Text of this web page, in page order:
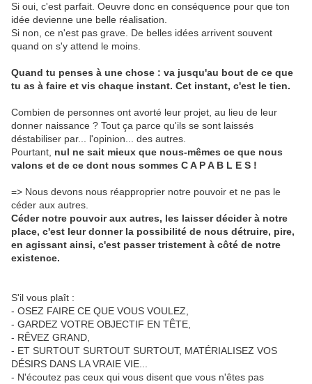
Si oui, c'est parfait. Oeuvre donc en conséquence pour que ton
idée devienne une belle réalisation.
Si non, ce n'est pas grave. De belles idées arrivent souvent
quand on s'y attend le moins.
Quand tu penses à une chose : va jusqu'au bout de ce que
tu as à faire et vis chaque instant. Cet instant, c'est le tien.
Combien de personnes ont avorté leur projet, au lieu de leur
donner naissance ? Tout ça parce qu'ils se sont laissés
déstabiliser par... l'opinion... des autres.
Pourtant, nul ne sait mieux que nous-mêmes ce que nous
valons et de ce dont nous sommes C A P A B L E S !
=> Nous devons nous réapproprier notre pouvoir et ne pas le
céder aux autres.
Céder notre pouvoir aux autres, les laisser décider à notre
place, c'est leur donner la possibilité de nous détruire, pire,
en agissant ainsi, c'est passer tristement à côté de notre
existence.
S'il vous plaît :
- OSEZ FAIRE CE QUE VOUS VOULEZ,
- GARDEZ VOTRE OBJECTIF EN TÊTE,
- RÊVEZ GRAND,
- ET SURTOUT SURTOUT SURTOUT, MATÉRIALISEZ VOS
DÉSIRS DANS LA VRAIE VIE...
- N'écoutez pas ceux qui vous disent que vous n'êtes pas